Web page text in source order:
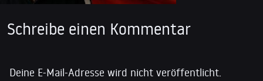
Schreibe einen Kommentar
Deine E-Mail-Adresse wird nicht veröffentlicht.